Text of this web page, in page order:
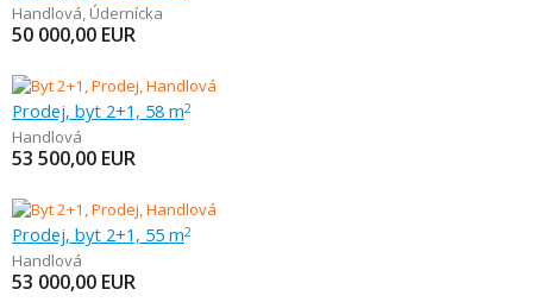
Handlová, Údernícka
50 000,00 EUR
Prodej, byt 2+1, 58 m2
Handlová
53 500,00 EUR
Prodej, byt 2+1, 55 m2
Handlová
53 000,00 EUR